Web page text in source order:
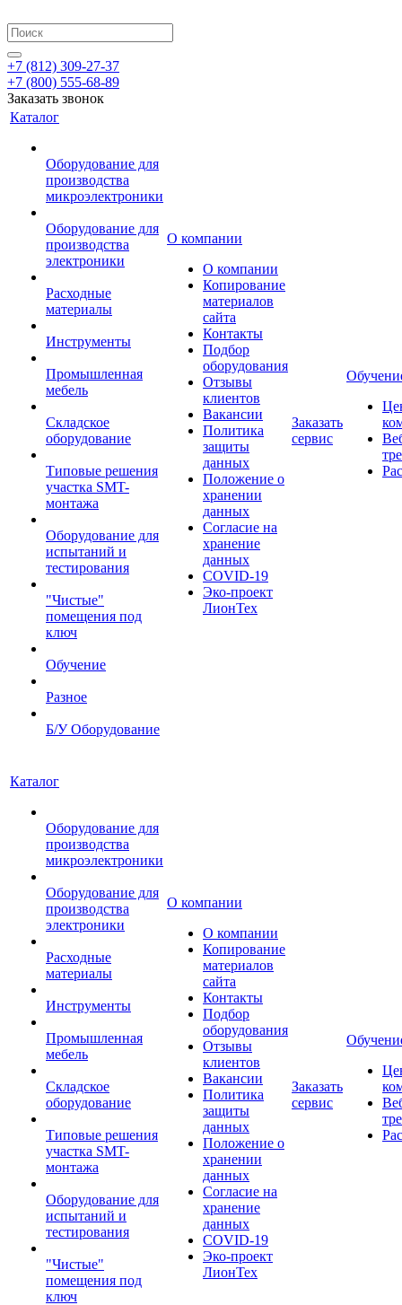
+7 (812) 309-27-37
+7 (800) 555-68-89
Заказать звонок
Каталог
Оборудование для
производства
микроэлектроники
Оборудование для
производства
электроники
Расходные
материалы
Инструменты
Промышленная
мебель
Складское
оборудование
Типовые решения
участка SMT-
монтажа
Оборудование для
испытаний и
тестирования
"Чистые"
помещения под
ключ
Обучение
Разное
Б/У Оборудование
О компании
О компании
Копирование
материалов
сайта
Контакты
Подбор
оборудования
Отзывы
клиентов
Вакансии
Политика
защиты
данных
Положение о
хранении
данных
Согласие на
хранение
данных
COVID-19
Эко-проект
ЛионТех
Заказать
сервис
Каталог
Оборудование для
производства
микроэлектроники
Оборудование для
производства
электроники
Расходные
материалы
Инструменты
Промышленная
мебель
Складское
оборудование
Типовые решения
участка SMT-
монтажа
Оборудование для
испытаний и
тестирования
"Чистые"
помещения под
ключ
О компании
О компании
Копирование
материалов
сайта
Контакты
Подбор
оборудования
Отзывы
клиентов
Вакансии
Политика
защиты
данных
Положение о
хранении
данных
Согласие на
хранение
данных
COVID-19
Эко-проект
ЛионТех
Заказать
сервис